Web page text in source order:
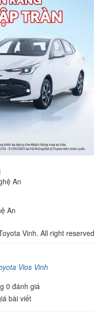
An
An
Vinh. All right reserved
Vios Vinh
0 đánh giá
bài viết